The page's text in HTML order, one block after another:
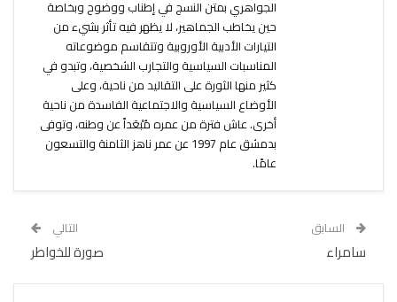
الجواهري بمتن النسج في إطناب ووضوح وبخاصة
حين يخاطب الجماهير، لا يظهر فيه تأثر بشيء من
التيارات الأدبية الأوروبية وتتقاسم موضوعاته
المناسبات السياسية والتجارب الشخصية، وتبدو في
كثير منها الثورة على التقاليد من ناحية، وعلى
الأوضاع السياسية والاجتماعية الفاسدة من ناحية
أخرى. عاش فترة من عمره مُبْعَداً عن وطنه، وتوفى
بدمشق عام 1997 عن عمر ناهز الثامنة والتسعون
عامًا.
السابق
سامراء
التالي
صورة للخواطر